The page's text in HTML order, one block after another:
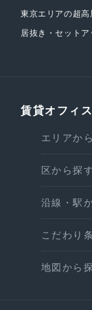
東京エリアの超
居抜き・セット
賃貸オフィ
エリアか
区から探す
沿線・駅
こだわり
地図から